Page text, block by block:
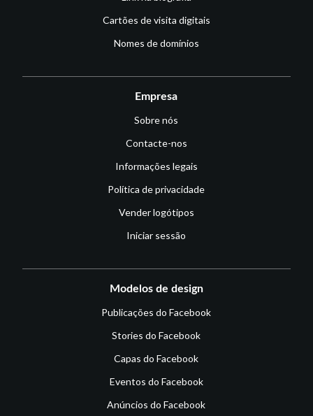
Cartões de visita digitais
Nomes de domínios
Empresa
Sobre nós
Contacte-nos
Informações legais
Política de privacidade
Vender logótipos
Iniciar sessão
Modelos de design
Publicações do Facebook
Stories do Facebook
Capas do Facebook
Eventos do Facebook
Anúncios do Facebook